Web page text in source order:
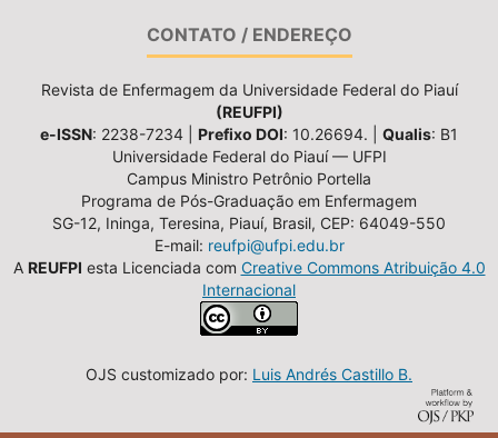
CONTATO / ENDEREÇO
Revista de Enfermagem da Universidade Federal do Piauí
(REUFPI)
e-ISSN: 2238-7234 | Prefixo DOI: 10.26694. | Qualis: B1
Universidade Federal do Piauí — UFPI
Campus Ministro Petrônio Portella
Programa de Pós-Graduação em Enfermagem
SG-12, Ininga, Teresina, Piauí, Brasil, CEP: 64049-550
E-mail: reufpi@ufpi.edu.br
A REUFPI esta Licenciada com Creative Commons Atribuição 4.0
Internacional
OJS customizado por: Luis Andrés Castillo B.